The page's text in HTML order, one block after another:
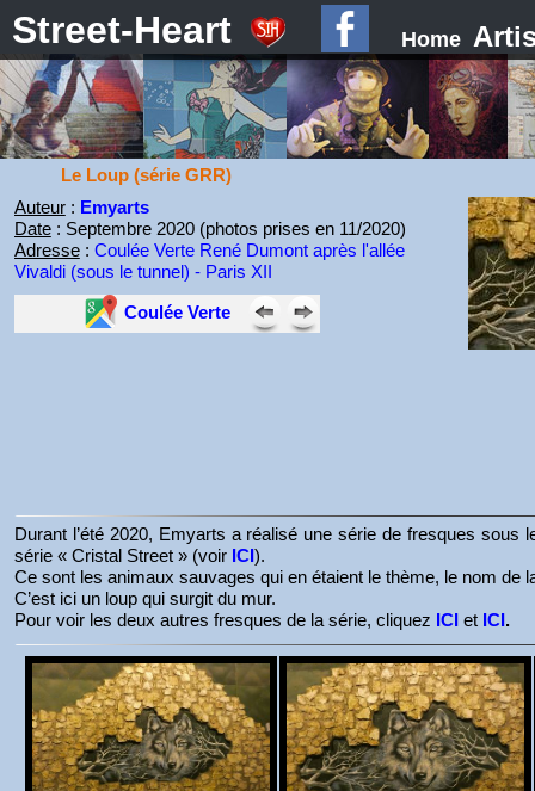
Street-Heart Home
Le Loup (série GRR)
Auteur: Emyarts
Date: Septembre 2020 (photos prises en 11/2020)
Adresse: Coulée Verte René Dumont après l'allée
Vivaldi (sous le tunnel) - Paris XII
Coulée Verte
Durant l’été 2020, Emyarts a réalisé une série de fresques
série « Cristal Street » (voir ICI).
Ce sont les animaux sauvages qui en étaient le thème, le nom de
C’est ici un loup qui surgit du mur.
Pour voir les deux autres fresques de la série, cliquez ICI et ICI.